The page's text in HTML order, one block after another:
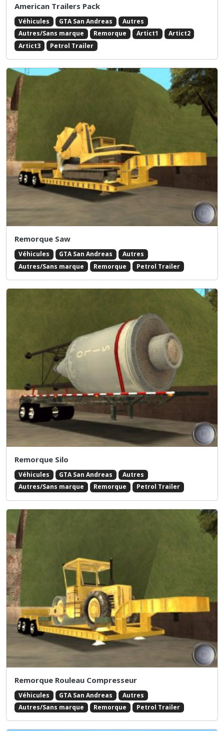
American Trailers Pack
Véhicules GTA San Andreas
Autres
Autres/Sans marque
Remorque Artict1
Artict2
Artict3
Petrol Trailer
Remorque Saw
Véhicules GTA San Andreas
Autres
Autres/Sans marque
Remorque Petrol Trailer
Remorque Silo
Véhicules GTA San Andreas
Autres
Autres/Sans marque
Remorque Petrol Trailer
Remorque Rouleau Compresseur
Véhicules GTA San Andreas
Autres
Autres/Sans marque
Remorque Petrol Trailer